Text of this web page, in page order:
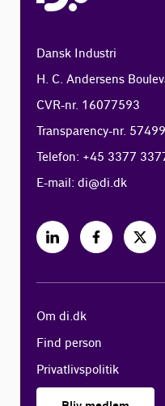
Dansk Industri
H. C. Andersens
CVR-nr. 16077593
Transparency-nr.
Telefon: +45 3377
E-mail:di@di.dk
Om di.dk
Find person
Privatlivspolitik